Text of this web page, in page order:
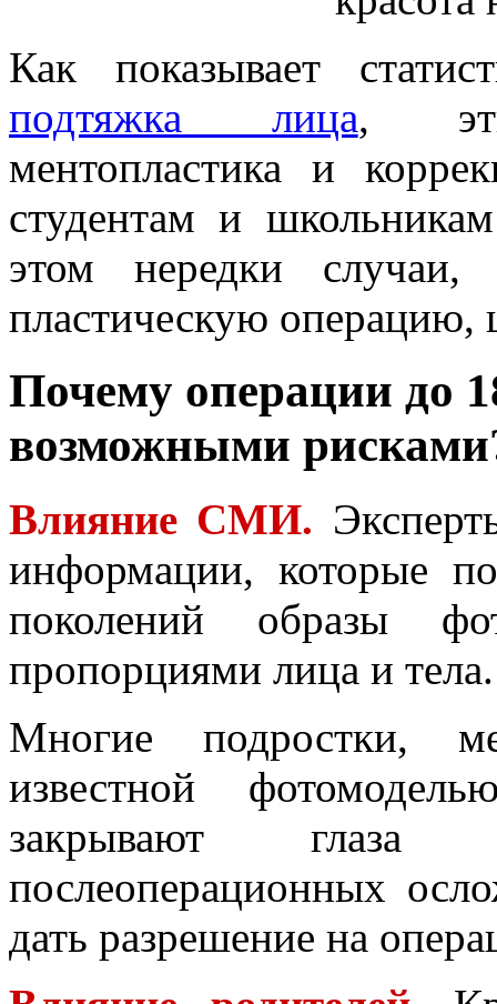
Как показывает
подтяжка лица,
ментопластика и
студентам и
этом нередки случаи,
пластическую операцию,
Почему операции до
возможными
Влияние СМИ.
информации, которые
поколений образы
пропорциями лица и тела.
Многие подростки,
известной
закрывают
послеоперационных
дать разрешение на